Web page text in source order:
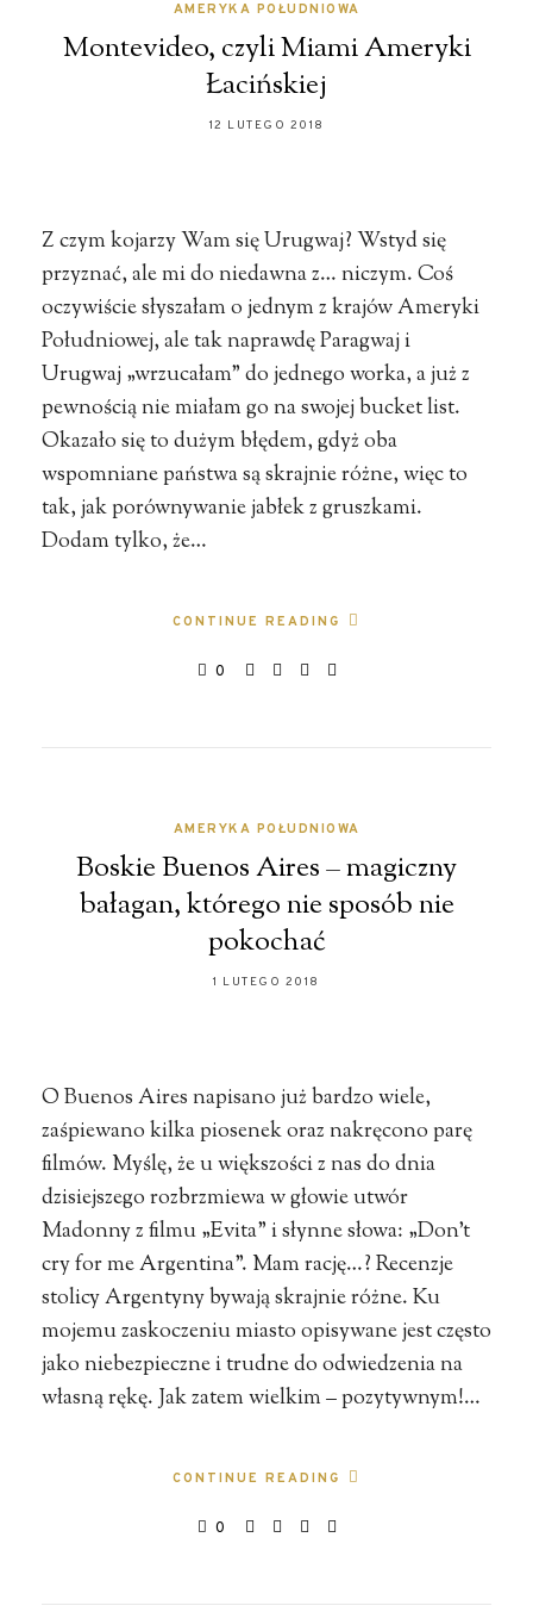
AMERYKA POŁUDNIOWA
Montevideo, czyli Miami Ameryki
Łacińskiej
12 LUTEGO 2018
Z czym kojarzy Wam się Urugwaj? Wstyd się
przyznać, ale mi do niedawna z… niczym. Coś
oczywiście słyszałam o jednym z krajów Ameryki
Południowej, ale tak naprawdę Paragwaj i
Urugwaj „wrzucałam” do jednego worka, a już z
pewnością nie miałam go na swojej bucket list.
Okazało się to dużym błędem, gdyż oba
wspomniane państwa są skrajnie różne, więc to
tak, jak porównywanie jabłek z gruszkami.
Dodam tylko, że…
CONTINUE READING
0
AMERYKA POŁUDNIOWA
Boskie Buenos Aires – magiczny
bałagan, którego nie sposób nie
pokochać
1 LUTEGO 2018
O Buenos Aires napisano już bardzo wiele,
zaśpiewano kilka piosenek oraz nakręcono parę
filmów. Myślę, że u większości z nas do dnia
dzisiejszego rozbrzmiewa w głowie utwór
Madonny z filmu „Evita” i słynne słowa: „Don’t
cry for me Argentina”. Mam rację…? Recenzje
stolicy Argentyny bywają skrajnie różne. Ku
mojemu zaskoczeniu miasto opisywane jest często
jako niebezpieczne i trudne do odwiedzenia na
własną rękę. Jak zatem wielkim – pozytywnym!…
CONTINUE READING
0